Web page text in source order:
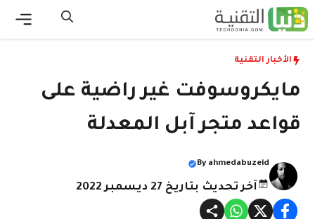
انتقل
إلى
الأخبار التقنية
مايكروسوفت غير راضية على
قواعد متجر آبل المعدلة
By ahmedabuzeid
آخر تحديث بتاريخ 27 ديسمبر 2022